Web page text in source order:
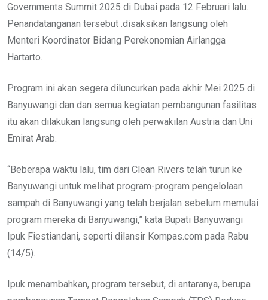
Governments Summit 2025 di Dubai pada 12 Februari lalu.
Penandatanganan tersebut .disaksikan langsung oleh
Menteri Koordinator Bidang Perekonomian Airlangga
Hartarto.
Program ini akan segera diluncurkan pada akhir Mei 2025 di
Banyuwangi dan dan semua kegiatan pembangunan fasilitas
itu akan dilakukan langsung oleh perwakilan Austria dan Uni
Emirat Arab.
“Beberapa waktu lalu, tim dari Clean Rivers telah turun ke
Banyuwangi untuk melihat program-program pengelolaan
sampah di Banyuwangi yang telah berjalan sebelum memulai
program mereka di Banyuwangi,” kata Bupati Banyuwangi
Ipuk Fiestiandani, seperti dilansir Kompas.com pada Rabu
(14/5).
Ipuk menambahkan, program tersebut, di antaranya, berupa